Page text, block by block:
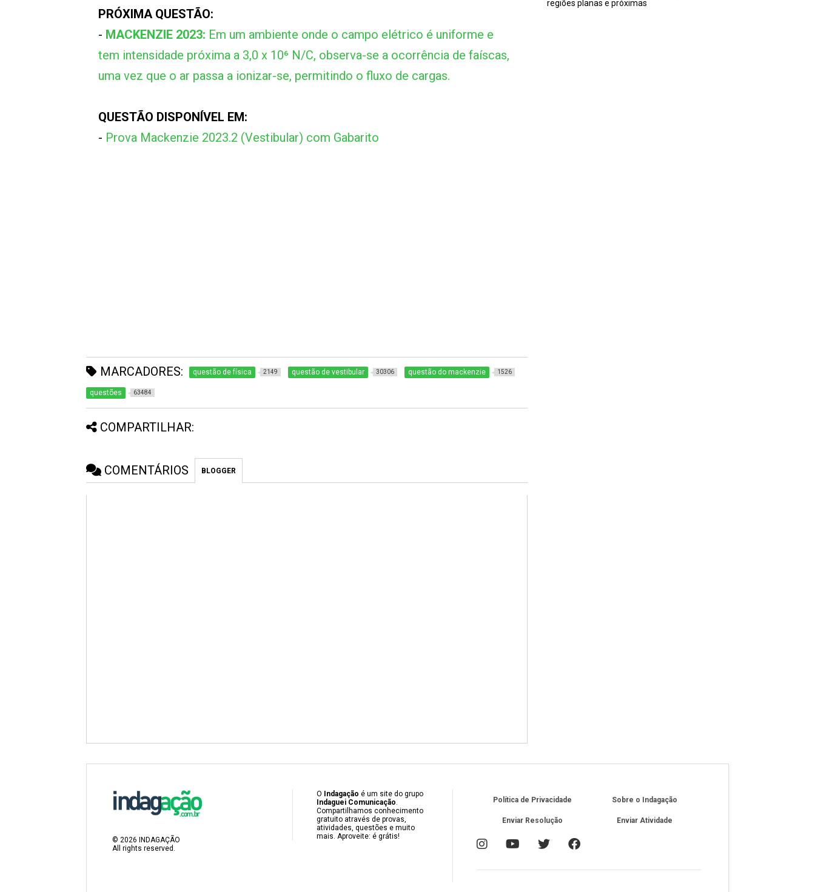
PRÓXIMA QUESTÃO:
- MACKENZIE 2023: Em um ambiente onde o campo elétrico é uniforme e
tem intensidade próxima a 3,0 x 10⁶ N/C, observa-se a ocorrência de faíscas,
uma vez que o ar passa a ionizar-se, permitindo o fluxo de cargas.
QUESTÃO DISPONÍVEL EM:
- Prova Mackenzie 2023.2 (Vestibular) com Gabarito
MARCADORES: questão de física 2149 questão de vestibular 30306 questão do mackenzie 1526
questões 63484
COMPARTILHAR:
COMENTÁRIOS BLOGGER
regiões planas e próximas
© 2026 INDAGAÇÃO
All rights reserved.
O Indagação é um site do grupo
Indaguei Comunicação.
Compartilhamos conhecimento
gratuito através de provas,
atividades, questões e muito
mais. Aproveite: é grátis!
Política de Privacidade Sobre o Indagação
Enviar Resolução Enviar Atividade